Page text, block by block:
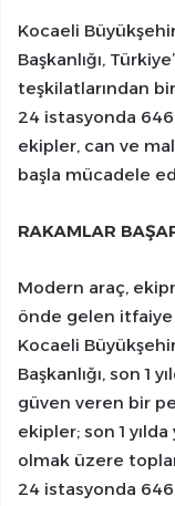
Kocaeli
Başkanlığı,
teşkilatlarından
24 istasyonda
ekipler, can ve
başla mücadele
RAKAMLAR
Modern araç,
önde gelen itfaiye
Kocaeli
Başkanlığı, son 1
güven veren bir
ekipler; son 1
olmak üzere
24 istasyonda